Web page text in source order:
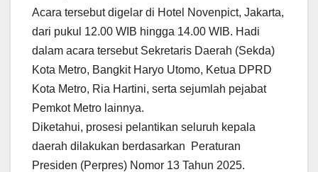
Acara tersebut digelar di Hotel Novenpict, Jakarta,
dari pukul 12.00 WIB hingga 14.00 WIB. Hadi
dalam acara tersebut Sekretaris Daerah (Sekda)
Kota Metro, Bangkit Haryo Utomo, Ketua DPRD
Kota Metro, Ria Hartini, serta sejumlah pejabat
Pemkot Metro lainnya.
Diketahui, prosesi pelantikan seluruh kepala
daerah dilakukan berdasarkan Peraturan
Presiden (Perpres) Nomor 13 Tahun 2025.